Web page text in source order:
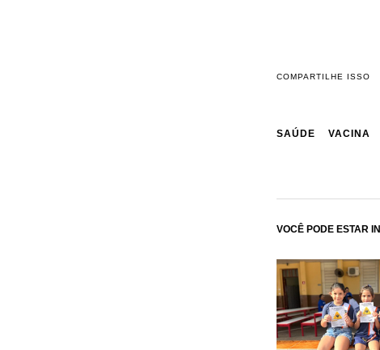
COMPARTILHE ISSO
SAÚDE VACINA
VOCÊ PODE ESTAR